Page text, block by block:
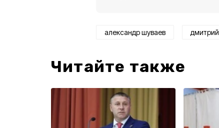
александр шуваев
Читайте также